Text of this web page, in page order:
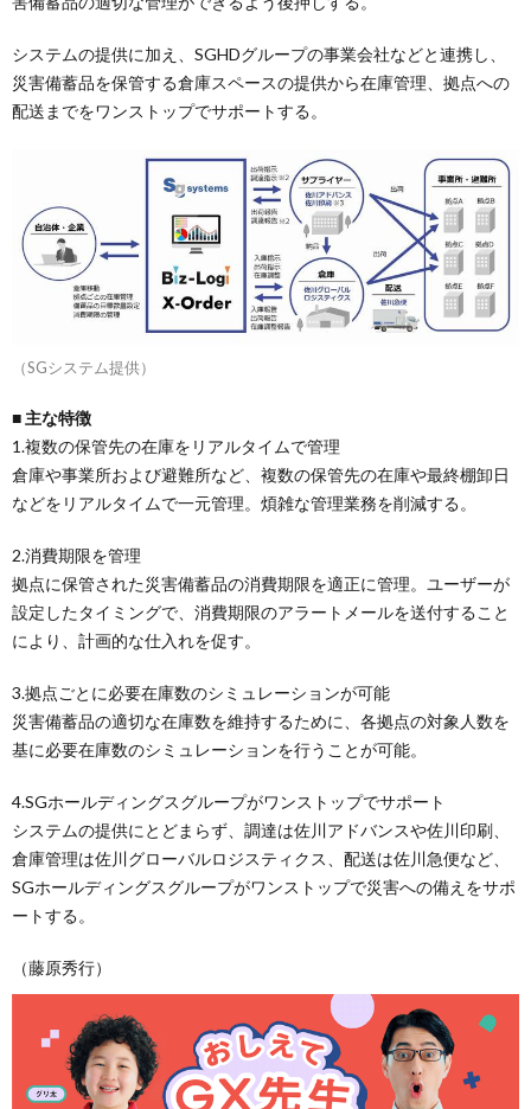
システムの提供に加え、SGHDグループの事業会社などと連携し、
災害備蓄品を保管する倉庫スペースの提供から在庫管理、拠点への
配送までをワンストップでサポートする。
（SGシステム提供）
■ 主な特徴
1.複数の保管先の在庫をリアルタイムで管理
倉庫や事業所および避難所など、複数の保管先の在庫や最終棚卸日
などをリアルタイムで一元管理。煩雑な管理業務を削減する。
2.消費期限を管理
拠点に保管された災害備蓄品の消費期限を適正に管理。ユーザーが
設定したタイミングで、消費期限のアラートメールを送付すること
により、計画的な仕入れを促す。
3.拠点ごとに必要在庫数のシミュレーションが可能
災害備蓄品の適切な在庫数を維持するために、各拠点の対象人数を
基に必要在庫数のシミュレーションを行うことが可能。
4.SGホールディングスグループがワンストップでサポート
システムの提供にとどまらず、調達は佐川アドバンスや佐川印刷、
倉庫管理は佐川グローバルロジスティクス、配送は佐川急便など、
SGホールディングスグループがワンストップで災害への備えをサポ
ートする。
（藤原秀行）